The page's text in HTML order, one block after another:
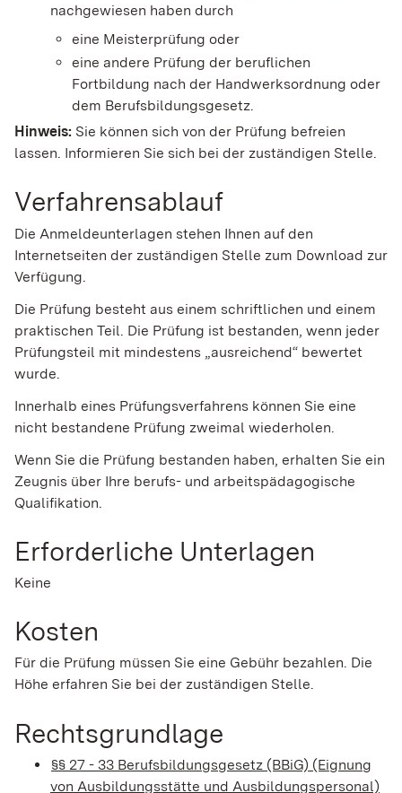
nachgewiesen haben durch
eine Meisterprüfung oder
eine andere Prüfung der beruflichen
Fortbildung nach der Handwerksordnung oder
dem Berufsbildungsgesetz.
Hinweis: Sie können sich von der Prüfung befreien
lassen. Informieren Sie sich bei der zuständigen Stelle.
Verfahrensablauf
Die Anmeldeunterlagen stehen Ihnen auf den
Internetseiten der zuständigen Stelle zum Download zur
Verfügung.
Die Prüfung besteht aus einem schriftlichen und einem
praktischen Teil. Die Prüfung ist bestanden, wenn jeder
Prüfungsteil mit mindestens „ausreichend“ bewertet
wurde.
Innerhalb eines Prüfungsverfahrens können Sie eine
nicht bestandene Prüfung zweimal wiederholen.
Wenn Sie die Prüfung bestanden haben, erhalten Sie ein
Zeugnis über Ihre berufs- und arbeitspädagogische
Qualifikation.
Erforderliche Unterlagen
Keine
Kosten
Für die Prüfung müssen Sie eine Gebühr bezahlen. Die
Höhe erfahren Sie bei der zuständigen Stelle.
Rechtsgrundlage
§§ 27 - 33 Berufsbildungsgesetz (BBiG) (Eignung
von Ausbildungsstätte und Ausbildungspersonal)